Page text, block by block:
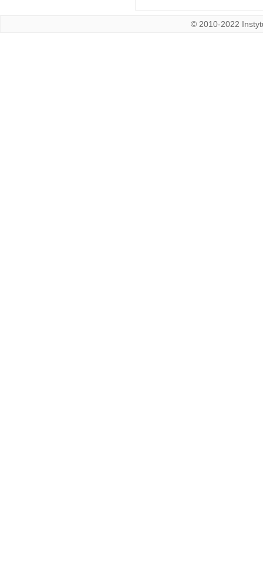
© 2010-2022